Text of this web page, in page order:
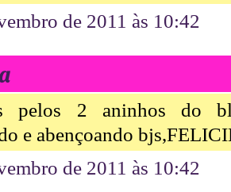
de 2011 às 10:42
pelos 2 aninhos do
e abençoando
de 2011 às 10:42